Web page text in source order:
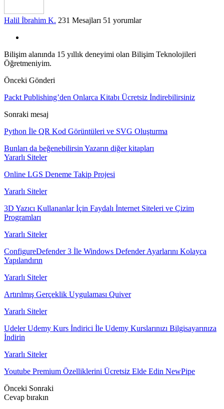
Halil İbrahim K. 231 Mesajları 51 yorumlar
Bilişim alanında 15 yıllık deneyimi olan Bilişim Teknolojileri
Öğretmeniyim.
Önceki Gönderi
Packt Publishing’den Onlarca Kitabı Ücretsiz İndirebilirsiniz
Sonraki mesaj
Python İle QR Kod Görüntüleri ve SVG Oluşturma
Bunları da beğenebilirsin Yazarın diğer kitapları
Yararlı Siteler
Online LGS Deneme Takip Projesi
Yararlı Siteler
3D Yazıcı Kullananlar İçin Faydalı İnternet Siteleri ve Çizim
Programları
Yararlı Siteler
ConfigureDefender 3 İle Windows Defender Ayarlarını Kolayca
Yapılandırın
Yararlı Siteler
Artırılmış Gerçeklik Uygulaması Quiver
Yararlı Siteler
Udeler Udemy Kurs İndirici İle Udemy Kurslarınızı Bilgisayarınıza
İndirin
Yararlı Siteler
Youtube Premium Özelliklerini Ücretsiz Elde Edin NewPipe
Önceki Sonraki
Cevap bırakın